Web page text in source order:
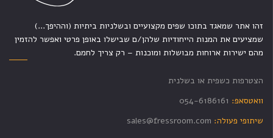
זהו אתר שמאגד בתוכו שפים מקצועיים ובשלניות ביתיות (וההיפך...)
שמציעים את המנות הייחודיות שלהן/ם שבישלו באופן פרטי ואפשר להזמין
מהם ישירות ארוחות מבושלות ומוכנות – רק צריך לחמם.
הצטרפות כשפית או בשלנית
וואטסאפ: 054-6186161
שיתופי פעולה: sales@fressroom.com